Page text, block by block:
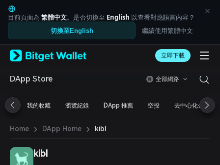
English
日本語
Tiếng Việt
Русский
Español (Latinoamérica)
Türkçe
Français
简体中文
繁體中文
Bahasa Indonesia
ภาษาไทย
العربية
目前頁面為 繁體中文。是否切換至 English 以查看對應語言內容？
切換至English 繼續使用繁體中文
立即下載
DApp Store 全部網路
我的收藏 瀏覽紀錄 DApp 推薦 空投 去中心化金融
Home › DApp Home › kibl
kibl